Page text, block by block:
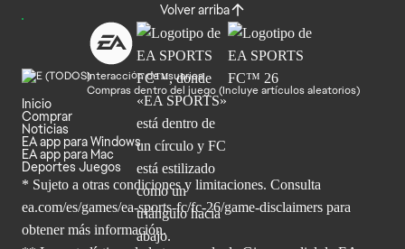
Volver arriba
Interacción de usuarios
Compras dentro del juego (Incluye artículos aleatorios)
Inicio
Comprar
Noticias
EA app para Windows
EA app para Mac
Deportes Juegos
* Sujeto a otras condiciones y limitaciones. Consulta
ea.com/es/games/ea-sports-fc/fc-26/game-disclaimers para
obtenermás información.